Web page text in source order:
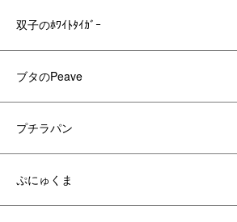
双子のﾎﾜｲﾄﾀｲｶﾞｰ
ブタのPeave
プチラパン
ぷにゅくま